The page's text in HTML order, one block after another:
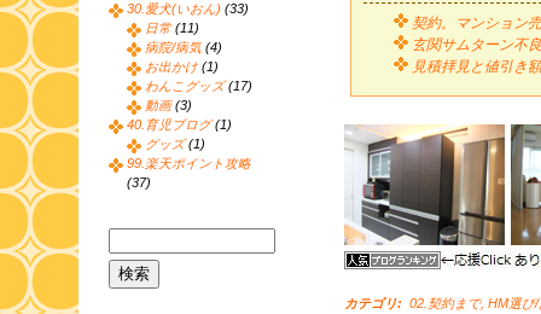
契約。マンション
玄関サムターン不
見積拝見と値引き
カテゴリ: 02.契約まで, HM選び
30.愛犬(いおん) (33)
日常 (11)
病院/病気 (4)
お出かけ (1)
わんこグッズ(17)
動画(3)
40.育児ブログ(1)
グッズ(1)
99.楽天ポイント攻略
(37)